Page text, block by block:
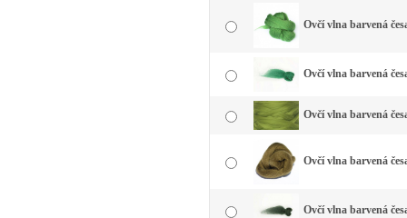
Ovčí vlna barvená
Ovčí vlna barvená
Ovčí vlna barvená
Ovčí vlna barvená
Ovčí vlna barvená